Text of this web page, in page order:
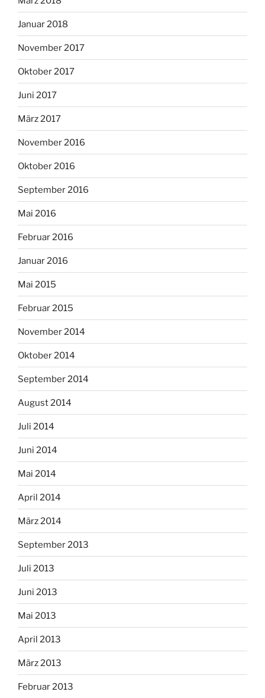
Januar 2018
November 2017
Oktober 2017
Juni 2017
März 2017
November 2016
Oktober 2016
September 2016
Mai 2016
Februar 2016
Januar 2016
Mai 2015
Februar 2015
November 2014
Oktober 2014
September 2014
August 2014
Juli 2014
Juni 2014
Mai 2014
April 2014
März 2014
September 2013
Juli 2013
Juni 2013
Mai 2013
April 2013
März 2013
Februar 2013